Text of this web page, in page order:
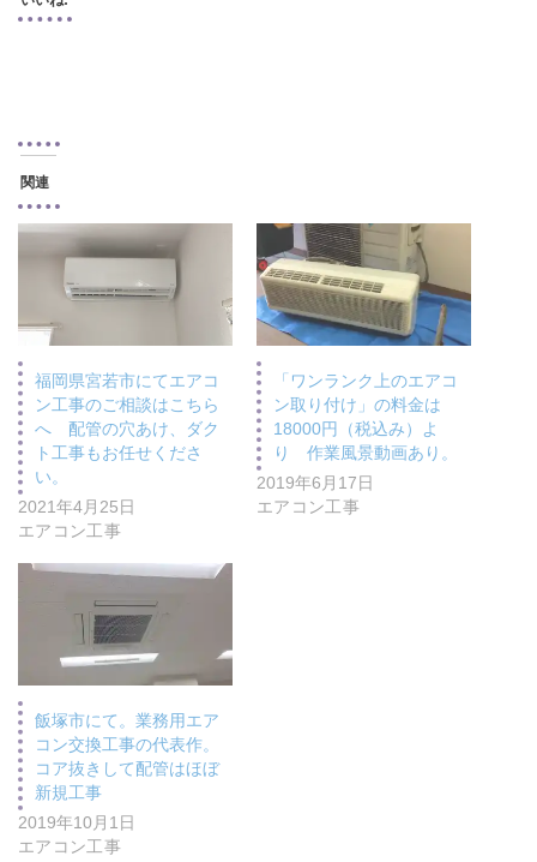
関連
福岡県宮若市にてエアコ
ン工事のご相談はこちら
へ 配管の穴あけ、ダク
ト工事もお任せくださ
い。
2021年4月25日
エアコン工事
「ワンランク上のエアコ
ン取り付け」の料金は
18000円（税込み）よ
り 作業風景動画あり。
2019年6月17日
エアコン工事
飯塚市にて。業務用エア
コン交換工事の代表作。
コア抜きして配管はほぼ
新規工事
2019年10月1日
エアコン工事